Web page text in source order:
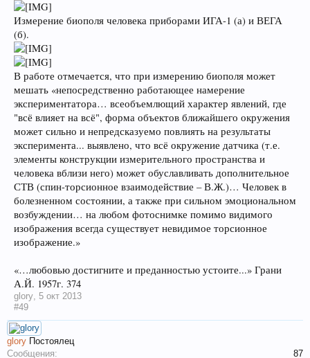
Измерение биополя человека приборами ИГА-1 (а) и ВЕГА
(б).
В работе отмечается, что при измерению биополя может
мешать «непосредственно работающее намерение
экспериментатора… всеобъемлющий характер явлений, где
"всё влияет на всё", форма объектов ближайшего окружения
может сильно и непредсказуемо повлиять на результаты
эксперимента... выявлено, что всё окружение датчика (т.е.
элементы конструкции измерительного пространства и
человека вблизи него) может обуславливать дополнительное
СТВ (спин-торсионное взаимодействие – В.Ж.)… Человек в
болезненном состоянии, а также при сильном эмоциональном
возбуждении… на любом фотоснимке помимо видимого
изображения всегда существует невидимое торсионное
изображение.»
«…любовью достигните и преданностью устоите...» Грани
А.Й. 1957г. 374
glory 5 окт 2013
#49
glory Постоялец
Сообщения:
87